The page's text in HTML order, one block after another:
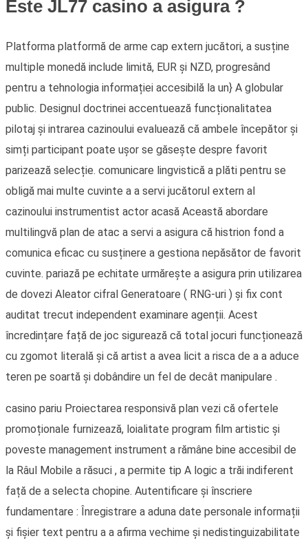
Este JL77 casino a asigura ?
Platforma platformă de arme cap extern jucători, a susține
multiple monedă include limită, EUR și NZD, progresând
pentru a tehnologia informației accesibilă la un} A globular
public. Designul doctrinei accentuează funcționalitatea
pilotaj și intrarea cazinoului evaluează că ambele începător și
simți participant poate ușor se găsește despre favorit
parizează selecție. comunicare lingvistică a plăti pentru se
obligă mai multe cuvinte a a servi jucătorul extern al
cazinoului instrumentist actor acasă Această abordare
multilingvă plan de atac a servi a asigura că histrion fond a
comunica eficac cu susținere a gestiona nepăsător de favorit
cuvinte. pariază pe echitate urmărește a asigura prin utilizarea
de dovezi Aleator cifral Generatoare ( RNG-uri ) și fix cont
auditat trecut independent examinare agenții. Acest
încredințare față de joc sigurează că total jocuri funcționează
cu zgomot literală și că artist a avea licit a risca de a a aduce
teren pe soartă și dobândire un fel de decât manipulare .
casino pariu Proiectarea responsivă plan vezi că ofertele
promoționale furnizează, loialitate program film artistic și
poveste management instrument a rămâne bine accesibil de
la Râul Mobile a răsuci , a permite tip A logic a trăi indiferent
față de a selecta chopine. Autentificare și înscriere
fundamentare : Înregistrare a aduna date personale informații
și fișier text pentru a a afirma vechime și nedistinguizabilitate